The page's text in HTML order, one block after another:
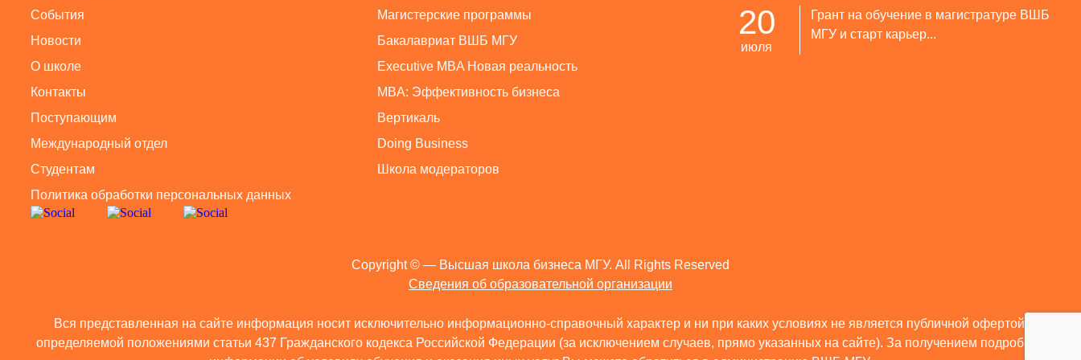
События
Новости
О школе
Контакты
Поступающим
Международный отдел
Студентам
Политика обработки персональных данных
Магистерские программы
Бакалавриат ВШБ МГУ
Executive MBA Новая реальность
MBA: Эффективность бизнеса
Вертикаль
Doing Business
Школа модераторов
20
июля
Грант на обучение в магистратуре ВШБ
МГУ и старт карьер...
Copyright © — Высшая школа бизнеса МГУ. All Rights Reserved
Сведения об образовательной организации
Вся представленная на сайте информация носит исключительно информационно-справочный характер и ни при каких условиях не является публичной офертой,
определяемой положениями статьи 437 Гражданского кодекса Российской Федерации (за исключением случаев, прямо указанных на сайте). За получением подробной